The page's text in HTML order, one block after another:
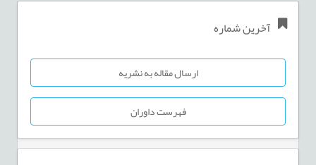
آخرین شماره
ارسال مقاله به نشریه
فهرست داوران